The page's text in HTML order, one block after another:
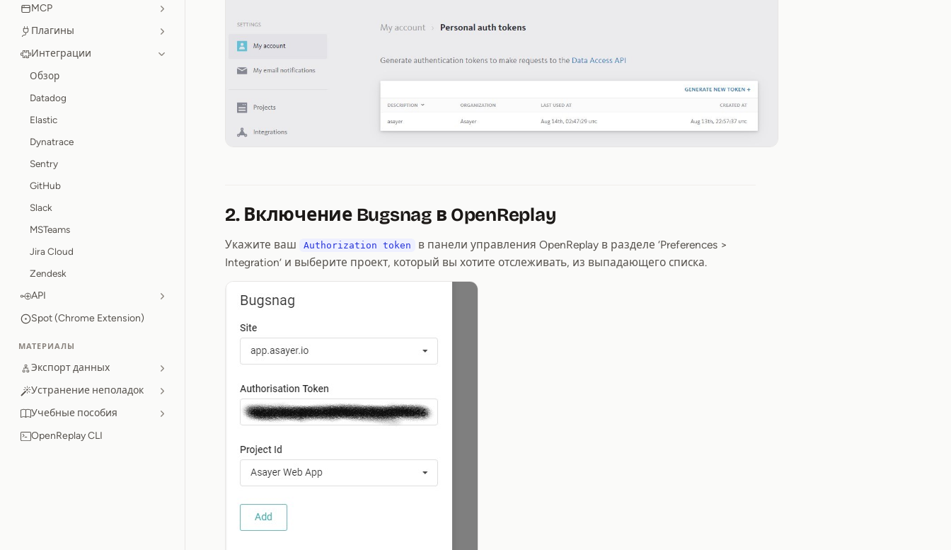
MCP
Плагины
Интеграции
Обзор
Datadog
Elastic
Dynatrace
Sentry
GitHub
Slack
MSTeams
Jira Cloud
Zendesk
API
Spot (Chrome Extension)
МАТЕРИАЛЫ
Экспорт данных
Устранение неполадок
Учебные пособия
OpenReplay CLI
2. Включение Bugsnag в OpenReplay
Укажите ваш Authorization token
в панели управления OpenReplay в разделе ‘Preferences >
Integration’ и выберите проект, который вы хотите отслеживать, из выпадающего списка.